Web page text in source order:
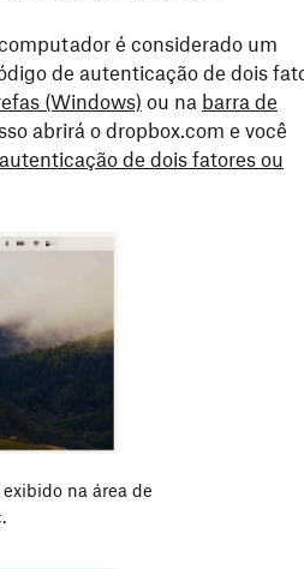
é considerado um
de autenticação de dois
(Windows) ou na barra de
abrirá o dropbox.com e você
de dois fatores ou
na área de